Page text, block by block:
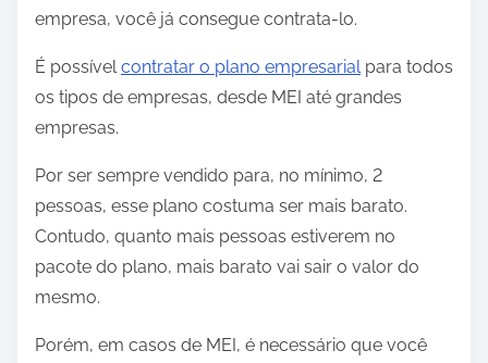
empresa, você já consegue contrata-lo.
É possível contratar o plano empresarial para todos
os tipos de empresas, desde MEI até grandes
empresas.
Por ser sempre vendido para, no mínimo, 2
pessoas, esse plano costuma ser mais barato.
Contudo, quanto mais pessoas estiverem no
pacote do plano, mais barato vai sair o valor do
mesmo.
Porém, em casos de MEI, é necessário que você